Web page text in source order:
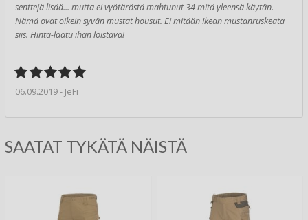
senttejä lisää... mutta ei vyötäröstä mahtunut 34 mitä yleensä käytän.
Nämä ovat oikein syvän mustat housut. Ei mitään Ikean mustanruskeata
siis. Hinta-laatu ihan loistava!
06.09.2019 - JeFi
SAATAT TYKÄTÄ NÄISTÄ